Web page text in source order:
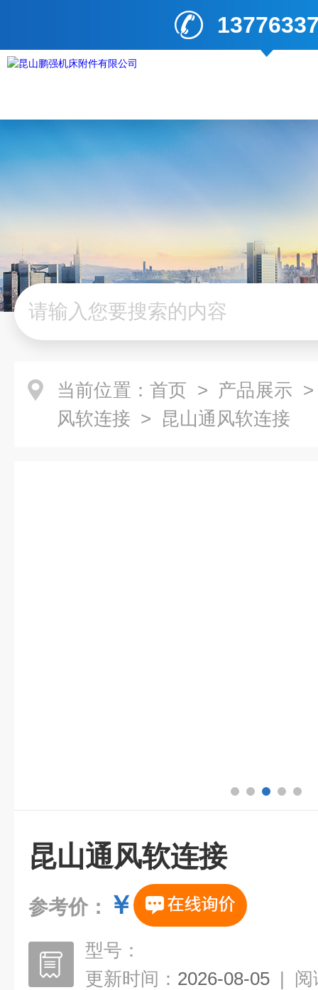
当前位置： 首页 > 产品展示
风软连接 > 昆山通风软连接
昆山通风软连接
参考价： ￥
型号：
更新时间： 2026-08-05 | 阅